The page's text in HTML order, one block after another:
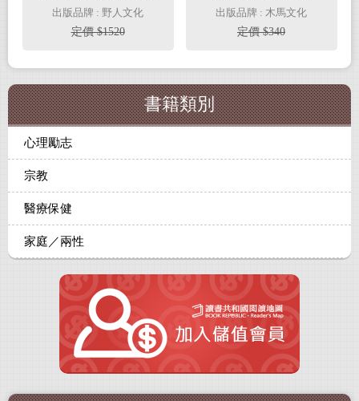
定工作、自在生活，轉
化人生困境的智慧良帖
出版品牌 : 野人文化
定價 $1520
出版品牌 : 木馬文化
定價 $340
書籍類別
心理勵志
宗教
醫療保健
家庭／兩性